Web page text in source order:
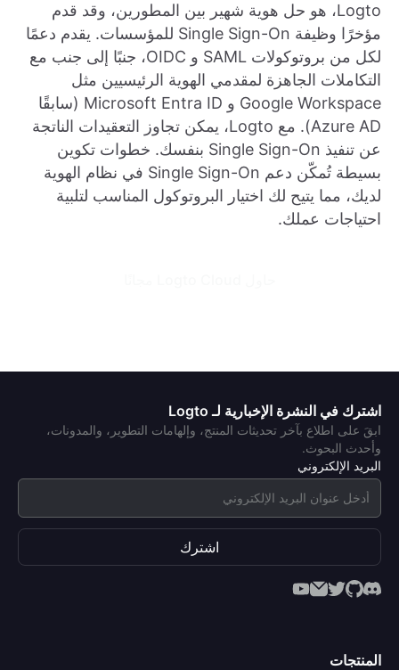
Logto، هو حل هوية شهير بين المطورين، وقد قدم
مؤخرًا وظيفة Single Sign-On للمؤسسات. يقدم دعمًا
لكل من بروتوكولات SAML و OIDC، جنبًا إلى جنب مع
التكاملات الجاهزة لمقدمي الهوية الرئيسيين مثل
Google Workspace و Microsoft Entra ID (سابقًا
Azure AD). مع Logto، يمكن تجاوز التعقيدات الناتجة
عن تنفيذ Single Sign-On بنفسك. خطوات تكوين
بسيطة تُمكّن دعم Single Sign-On في نظام الهوية
لديك، مما يتيح لك اختيار البروتوكول المناسب لتلبية
احتياجات عملك.
اشترك في النشرة الإخبارية لـ Logto
ابقَ على اطلاع بآخر تحديثات المنتج، وإلهامات التطوير، والمدونات،
وأحدث البحوث.
البريد الإلكتروني
اشترك
المنتجات